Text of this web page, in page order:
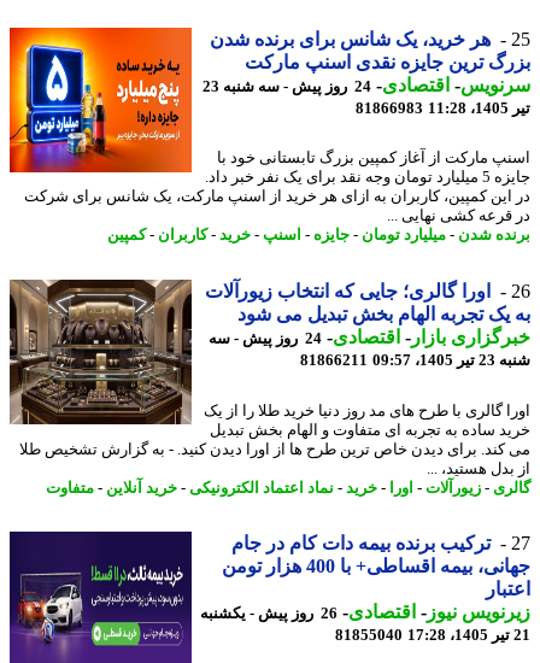
هر خرید، یک شانس برای برنده شدن
ترین جایزه نقدی اسنپ مارکت
-اقتصادی-
24 روز پیش - سه شنبه 23
81866983
مارکت از آغاز کمپین بزرگ تابستانی خود با
جایزه 5 میلیارد تومان وجه نقد برای یک نفر خبر داد.
کمپین، کاربران به ازای هر خرید از اسنپ مارکت، یک شانس برای شرکت
کشی نهایی ...
شدن-میلیارد تومان-جایزه-اسنپ-خرید- کاربران - کمپین
اورا گالری؛ جایی که انتخاب زیورآلات
یک تجربه الهام بخش تبدیل می شود
بازار- اقتصادی-
24 روز پیش - سه
09:57
81866211
گالری با طرح های مد روز دنیا خرید طلا را از یک
ساده به تجربه ای متفاوت و الهام بخش تبدیل
برای دیدن خاص ترین طرح ها از اورا دیدن کنید. - به گزارش تشخیص طلا
هستید، ...
- زیورآلات -اورا-خرید- نماد اعتماد الکترونیکی-خرید آنلاین-متفاوت
ترکیب برنده بیمه دات کام در جام
جهانی، بیمه اقساطی+ با 400 هزار تومن
نیوز-اقتصادی-
26 روز پیش - یکشنبه
81855040